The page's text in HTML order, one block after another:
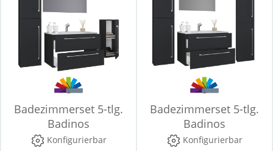
Badezimmerset 5-tlg.
Badinos
Konfigurierbar
Badezimmerset 5-tlg.
Badinos
Konfigurierbar